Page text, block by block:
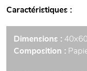
Caractéristiques
Dimensions :
Composition :